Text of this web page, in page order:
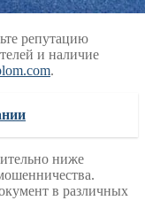
репутацию
и наличие
.
ниже
в различных